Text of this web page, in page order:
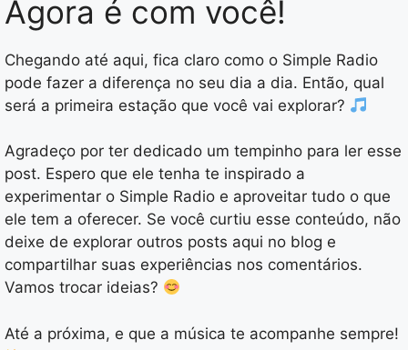
Agora é com você!
Chegando até aqui, fica claro como o Simple Radio
pode fazer a diferença no seu dia a dia. Então, qual
será a primeira estação que você vai explorar?
Agradeço por ter dedicado um tempinho para ler esse
post. Espero que ele tenha te inspirado a
experimentar o Simple Radio e aproveitar tudo o que
ele tem a oferecer. Se você curtiu esse conteúdo, não
deixe de explorar outros posts aqui no blog e
compartilhar suas experiências nos comentários.
Vamos trocar ideias?
Até a próxima, e que a música te acompanhe sempre!